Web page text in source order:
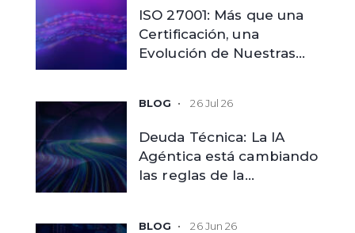
ISO 27001: Más que una
Certificación, una
Evolución de Nuestras
Deuda Técnica: La IA
Agéntica está cambiando
las reglas de la
26 Jul 26
26 Jun 26